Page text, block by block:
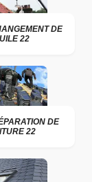
DE
22
DE
22